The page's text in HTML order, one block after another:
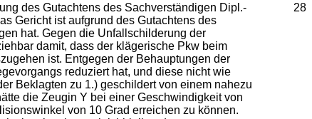
28
des Gutachtens des Sachverständigen Dipl.-
Gericht ist aufgrund des Gutachtens des
hat. Gegen die Unfallschilderung der
damit, dass der klägerische Pkw beim
ist. Entgegen der Behauptungen der
reduziert hat, und diese nicht wie
Beklagten zu 1.) geschildert von einem nahezu
die Zeugin Y bei einer Geschwindigkeit von
von 10 Grad erreichen zu können.